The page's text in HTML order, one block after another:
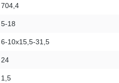
704,4
5-18
6-10х15,5-31,5
24
1,5